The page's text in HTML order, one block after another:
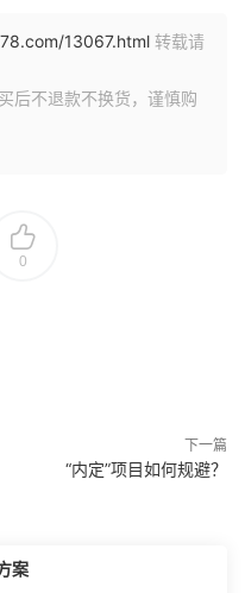
13067.html 转载请
后不退款不换货，谨慎购
0
下一篇
“内定”项目如何规避？
案